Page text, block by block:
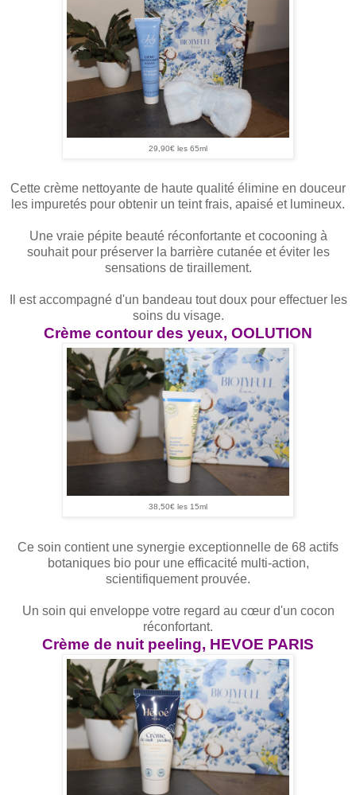
29,90€ les 65ml
Cette crème nettoyante de haute qualité élimine en douceur
les impuretés pour obtenir un teint frais, apaisé et lumineux.
Une vraie pépite beauté réconfortante et cocooning à
souhait pour préserver la barrière cutanée et éviter les
sensations de tiraillement.
Il est accompagné d'un bandeau tout doux pour effectuer les
soins du visage.
Crème contour des yeux, OOLUTION
38,50€ les 15ml
Ce soin contient une synergie exceptionnelle de 68 actifs
botaniques bio pour une efficacité multi-action,
scientifiquement prouvée.
Un soin qui enveloppe votre regard au cœur d'un cocon
réconfortant.
Crème de nuit peeling, HEVOE PARIS